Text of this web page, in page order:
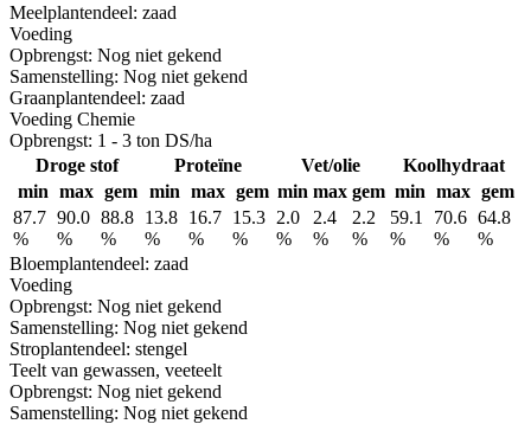
Meelplantendeel: zaad
Voeding
Opbrengst: Nog niet gekend
Samenstelling: Nog niet gekend
Graanplantendeel: zaad
Voeding Chemie
Opbrengst: 1 - 3 ton DS/ha
Droge stof
Proteïne Vet/olie
Koolhydraat
min max gem min max gem min max gem min max gem
87.7
%
90.0
%
88.8
%
13.8
%
16.7
%
15.3
%
2.0
%
2.4
%
2.2
%
59.1
%
70.6
%
64.8
%
Bloemplantendeel: zaad
Voeding
Opbrengst: Nog niet gekend
Samenstelling: Nog niet gekend
Stroplantendeel: stengel
Teelt van gewassen, veeteelt
Opbrengst: Nog niet gekend
Samenstelling: Nog niet gekend